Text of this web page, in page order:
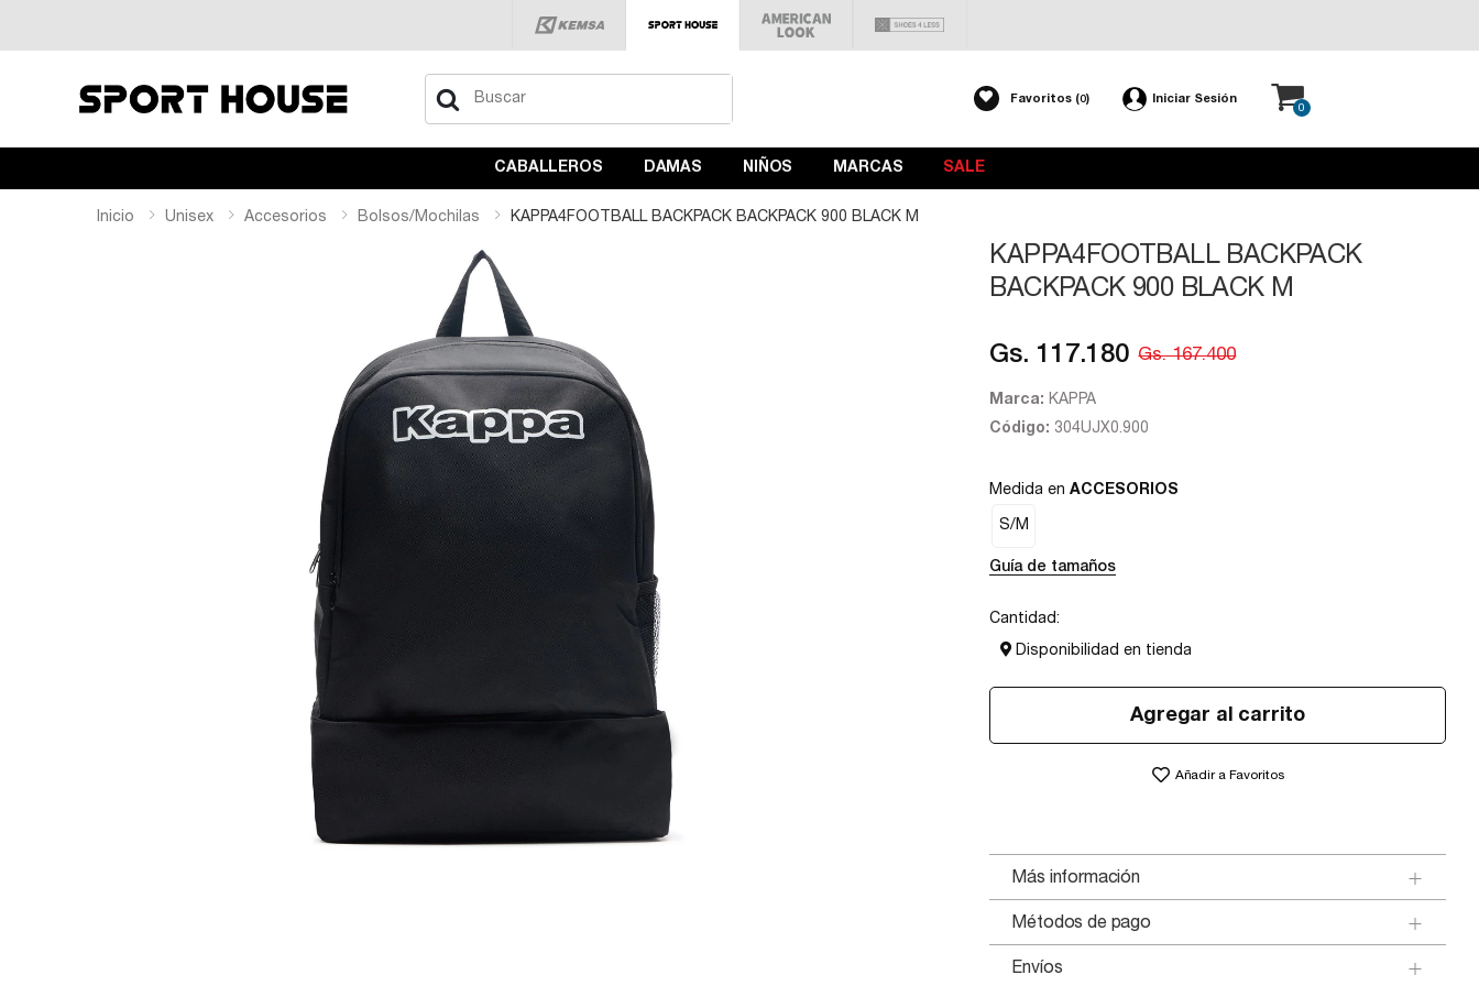
Buscar
Favoritos (0) Iniciar Sesión
0
CABALLEROS DAMAS NIÑOS MARCAS SALE
Inicio Unisex Accesorios Bolsos/mochilas KAPPA4FOOTBALL BACKPACK BACKPACK 900 BLACK M
KAPPA4FOOTBALL BACKPACK
BACKPACK 900 BLACK M
Gs. 117.180 Gs. 167.400
Marca: KAPPA
Código: 304UJX0.900
Medida enACCESORIOS
S/M
Guía de tamaños
Cantidad:
Disponibilidad en tienda
Agregar al carrito
Añadir a Favoritos
Más información
Métodos de pago
Envíos